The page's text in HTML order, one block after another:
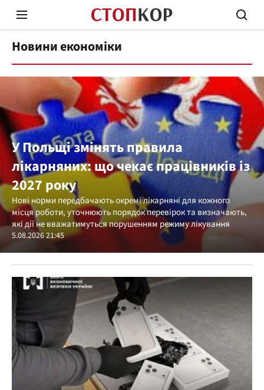
Стоп Політичній Корупції
Політика
Новини економіки
У Польщі змінять правила
лікарняних: що чекає працівників із
2027 року
Нові норми передбачають окремі лікарняні для кожного
місця роботи, уточнюють порядок перевірок та визначають,
які дії не вважатимуться порушенням режиму лікування
5.08.2026 21:45